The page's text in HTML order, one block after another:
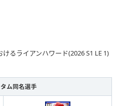
るライアンハワード(2026 S1 LE 1)
ム同名選手